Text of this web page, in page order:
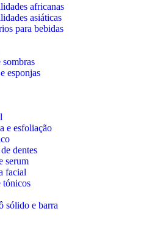
africanas
asiáticas
para bebidas
sombras
esponjas
e esfoliação
dentes
serum
facial
tónicos
sólido e barra